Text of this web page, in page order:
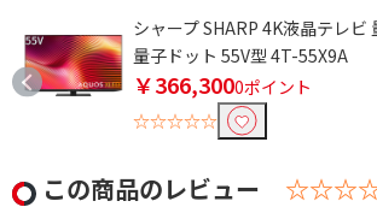
シャープ SHARP 4K液晶テレ
量子ドット 55V型 4T-55X9A
￥366,3000ポイント
☆☆☆☆☆
この商品のレビュー